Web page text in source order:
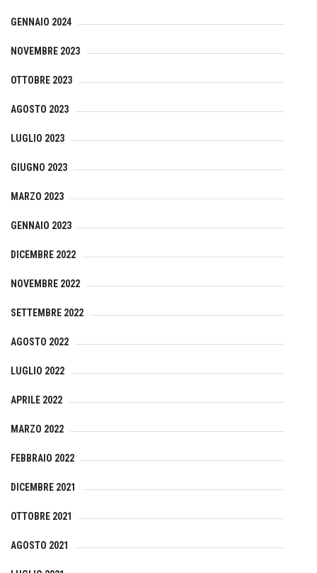
GENNAIO 2024
NOVEMBRE 2023
OTTOBRE 2023
AGOSTO 2023
LUGLIO 2023
GIUGNO 2023
MARZO 2023
GENNAIO 2023
DICEMBRE 2022
NOVEMBRE 2022
SETTEMBRE 2022
AGOSTO 2022
LUGLIO 2022
APRILE 2022
MARZO 2022
FEBBRAIO 2022
DICEMBRE 2021
OTTOBRE 2021
AGOSTO 2021